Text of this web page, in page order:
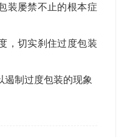
装屡禁不止的根本症
，切实刹住过度包装
遏制过度包装的现象